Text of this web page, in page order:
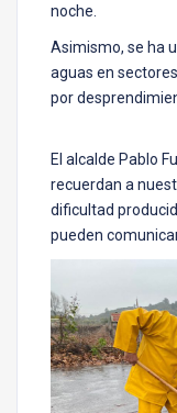
noche.
Asimismo, se ha
aguas en
por
El alcalde Pablo
recuerdan a
dificultad
pueden